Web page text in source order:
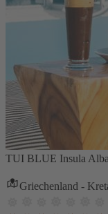
TUI BLUE Insula
Griechenland -